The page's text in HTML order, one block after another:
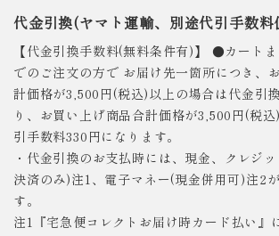
代金引換(ヤマト運輸、別途代引手数
【代金引換手数料(無料条件有)】 ●カート
でのご注文の方で お届け先一箇所につき、
計価格が3,500円(税込)以上の場合は代金引
り、お買い上げ商品合計価格が3,500円(税
引手数料330円になります。
・代金引換のお支払時には、現金、クレジ
決済のみ)注1、電子マネー(現金併用可)注2
す。
注1『宅急便コレクトお届け時カード払い』